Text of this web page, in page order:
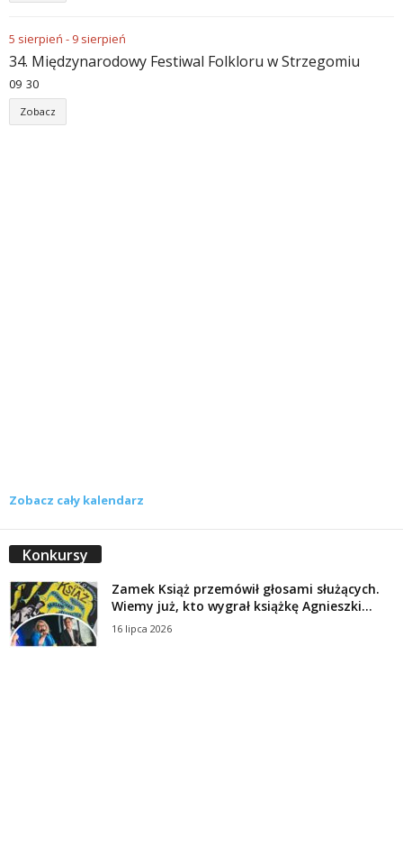
5 sierpień - 9 sierpień
34. Międzynarodowy Festiwal Folkloru w Strzegomiu
09 30
Zobacz
Zobacz cały kalendarz
Konkursy
Zamek Książ przemówił głosami służących.
Wiemy już, kto wygrał książkę Agnieszki...
16 lipca 2026